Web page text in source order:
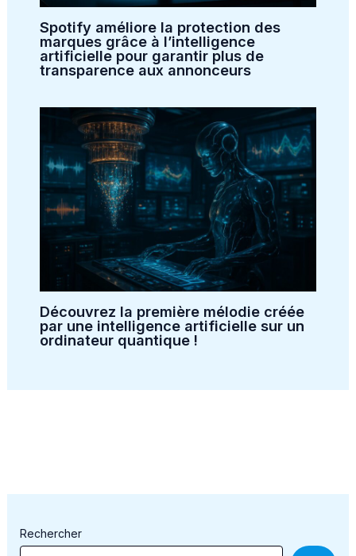
Spotify améliore la protection des
marques grâce à l’intelligence
artificielle pour garantir plus de
transparence aux annonceurs
Découvrez la première mélodie créée
par une intelligence artificielle sur un
ordinateur quantique !
Rechercher